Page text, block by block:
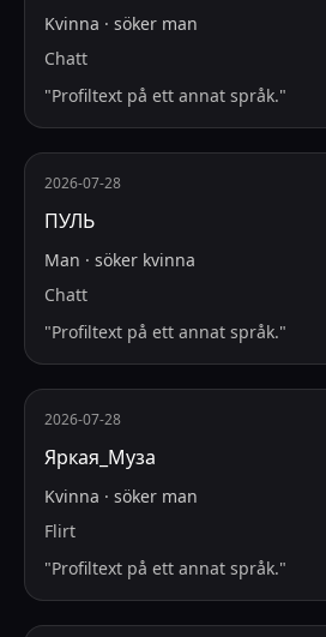
Kvinna · söker man
Chatt
"Profiltext på ett annat språk."
2026-07-28
ПУЛЬ
Man · söker kvinna
Chatt
"Profiltext på ett annat språk."
2026-07-28
Яркая_Муза
Kvinna · söker man
Flirt
"Profiltext på ett annat språk."